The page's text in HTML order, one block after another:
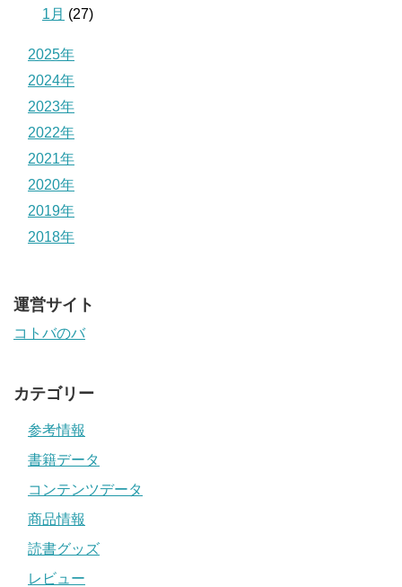
1月 (27)
2025年
2024年
2023年
2022年
2021年
2020年
2019年
2018年
運営サイト
コトバのバ
カテゴリー
参考情報
書籍データ
コンテンツデータ
商品情報
読書グッズ
レビュー